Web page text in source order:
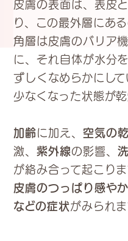
皮膚の表面は、表皮
り、この最外層にある
角層は皮膚のバリア
に、それ自体が水分
ずしくなめらかにし
少なくなった状態が乾
加齢に加え、 空気の
激、紫外線の影響、
が絡み合って起こりま
皮膚のつっぱり感や
などの症状がみられま